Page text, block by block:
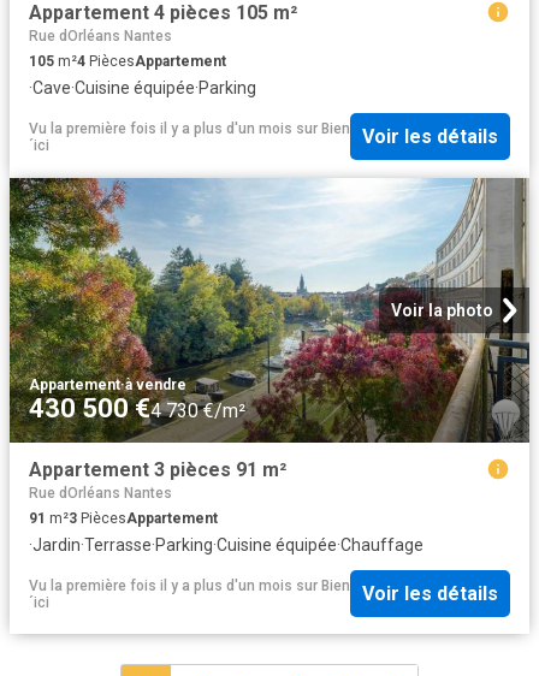
Appartement 4 pièces 105 m²
Rue dOrléans Nantes
105 m²4 PiècesAppartement
·Cave·Cuisine équipée·Parking
Vu la première fois il y a plus d'un mois sur Bien
´ici
Voir les détails
Voir la photo
Appartement·à vendre
430 500 €4 730 €/m²
Appartement 3 pièces 91 m²
Rue dOrléans Nantes
91 m²3 PiècesAppartement
·Jardin·Terrasse·Parking·Cuisine équipée·Chauffage
Vu la première fois il y a plus d'un mois sur Bien
´ici
Voir les détails